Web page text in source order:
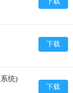
下载
统)
下载